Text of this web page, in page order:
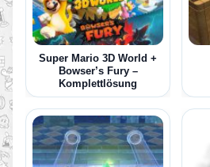
Super Mario 3D World +
Bowser’s Fury –
Komplettlösung